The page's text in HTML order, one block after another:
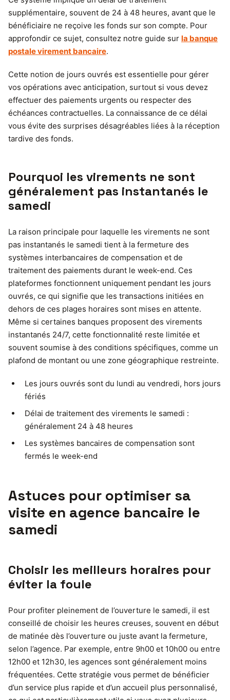
supplémentaire, souvent de 24 à 48 heures, avant que le
bénéficiaire ne reçoive les fonds sur son compte. Pour
approfondir ce sujet, consultez notre guide sur la banque
postale virement bancaire.
Cette notion de jours ouvrés est essentielle pour gérer
vos opérations avec anticipation, surtout si vous devez
effectuer des paiements urgents ou respecter des
échéances contractuelles. La connaissance de ce délai
vous évite des surprises désagréables liées à la réception
tardive des fonds.
Pourquoi les virements ne sont
généralement pas instantanés le
samedi
La raison principale pour laquelle les virements ne sont
pas instantanés le samedi tient à la fermeture des
systèmes interbancaires de compensation et de
traitement des paiements durant le week-end. Ces
plateformes fonctionnent uniquement pendant les jours
ouvrés, ce qui signifie que les transactions initiées en
dehors de ces plages horaires sont mises en attente.
Même si certaines banques proposent des virements
instantanés 24/7, cette fonctionnalité reste limitée et
souvent soumise à des conditions spécifiques, comme un
plafond de montant ou une zone géographique restreinte.
Les jours ouvrés sont du lundi au vendredi, hors jours
fériés
Délai de traitement des virements le samedi :
généralement 24 à 48 heures
Les systèmes bancaires de compensation sont
fermés le week-end
Astuces pour optimiser sa
visite en agence bancaire le
samedi
Choisir les meilleurs horaires pour
éviter la foule
Pour profiter pleinement de l’ouverture le samedi, il est
conseillé de choisir les heures creuses, souvent en début
de matinée dès l’ouverture ou juste avant la fermeture,
selon l’agence. Par exemple, entre 9h00 et 10h00 ou entre
12h00 et 12h30, les agences sont généralement moins
fréquentées. Cette stratégie vous permet de bénéficier
d’un service plus rapide et d’un accueil plus personnalisé,